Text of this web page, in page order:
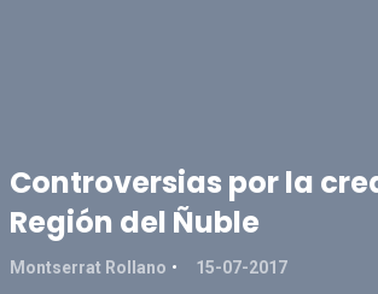
Controversias por la
Región del Ñuble
Montserrat Rollano 15-07-2017